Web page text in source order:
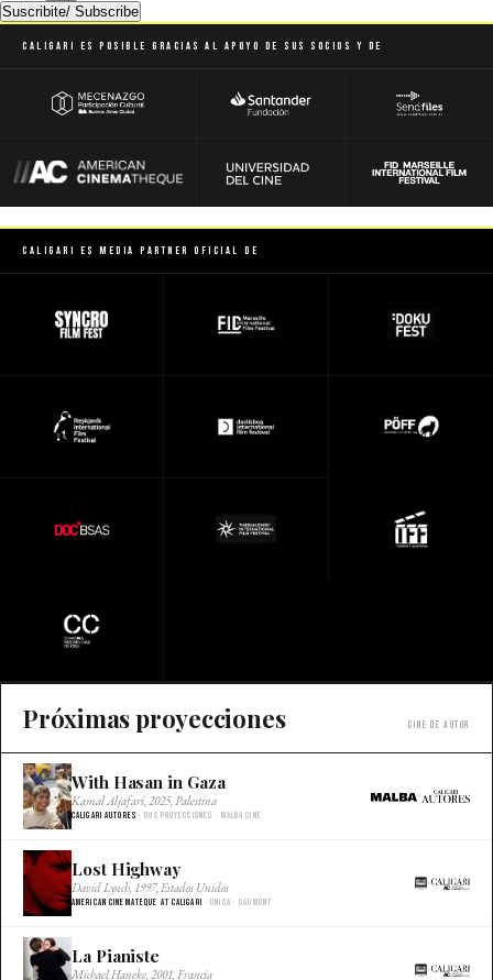
Suscribite/ Subscribe
Caligari es posible gracias al apoyo de sus socios y de
Caligari es Media Partner Oficial de
Próximas proyecciones Cine de autor
With Hasan in Gaza
Kamal Aljafari, 2025, Palestina
Caligari Autores · Dos proyecciones · Malba Cine
×
Lost Highway
David Lynch, 1997, Estados Unidos
American Cinemateque at Caligari · Única · Gaumont
×
La Pianiste
Michael Haneke, 2001, Francia ×